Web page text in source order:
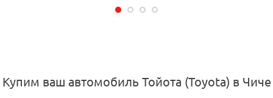
Купим ваш автомобиль Тойота (Toyota) в Чиче